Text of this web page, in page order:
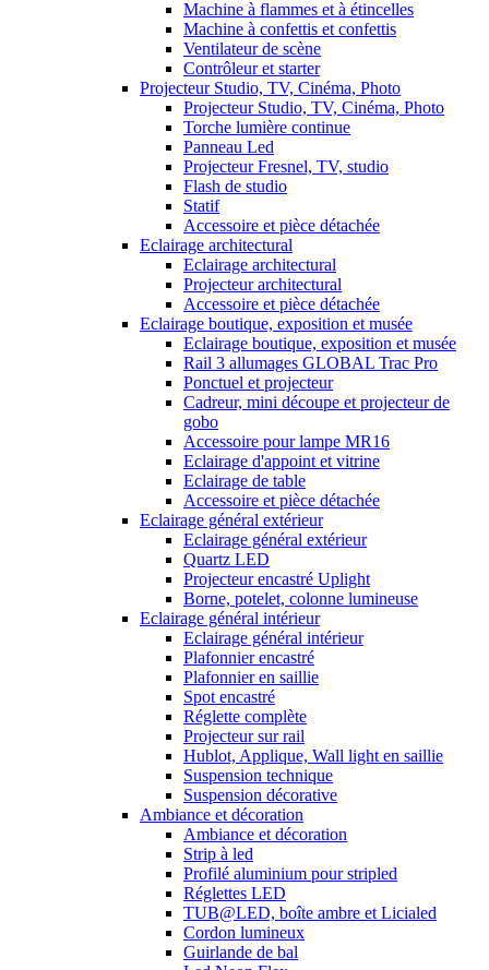
Machine à flammes et à étincelles
Machine à confettis et confettis
Ventilateur de scène
Contrôleur et starter
Projecteur Studio, TV, Cinéma, Photo
Projecteur Studio, TV, Cinéma, Photo
Torche lumière continue
Panneau Led
Projecteur Fresnel, TV, studio
Flash de studio
Statif
Accessoire et pièce détachée
Eclairage architectural
Eclairage architectural
Projecteur architectural
Accessoire et pièce détachée
Eclairage boutique, exposition et musée
Eclairage boutique, exposition et musée
Rail 3 allumages GLOBAL Trac Pro
Ponctuel et projecteur
Cadreur, mini découpe et projecteur de
gobo
Accessoire pour lampe MR16
Eclairage d'appoint et vitrine
Eclairage de table
Accessoire et pièce détachée
Eclairage général extérieur
Eclairage général extérieur
Quartz LED
Projecteur encastré Uplight
Borne, potelet, colonne lumineuse
Eclairage général intérieur
Eclairage général intérieur
Plafonnier encastré
Plafonnier en saillie
Spot encastré
Réglette complète
Projecteur sur rail
Hublot, Applique, Wall light en saillie
Suspension technique
Suspension décorative
Ambiance et décoration
Ambiance et décoration
Strip à led
Profilé aluminium pour stripled
Réglettes LED
TUB@LED, boîte ambre et Licialed
Cordon lumineux
Guirlande de bal